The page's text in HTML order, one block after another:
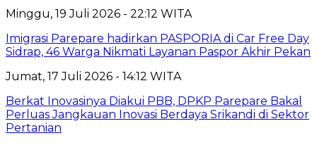
Minggu, 19 Juli 2026 - 22:12 WITA
Imigrasi Parepare hadirkan PASPORIA di Car Free Day
Sidrap, 46 Warga Nikmati Layanan Paspor Akhir Pekan
Jumat, 17 Juli 2026 - 14:12 WITA
Berkat Inovasinya Diakui PBB, DPKP Parepare Bakal
Perluas Jangkauan Inovasi Berdaya Srikandi di Sektor
Pertanian